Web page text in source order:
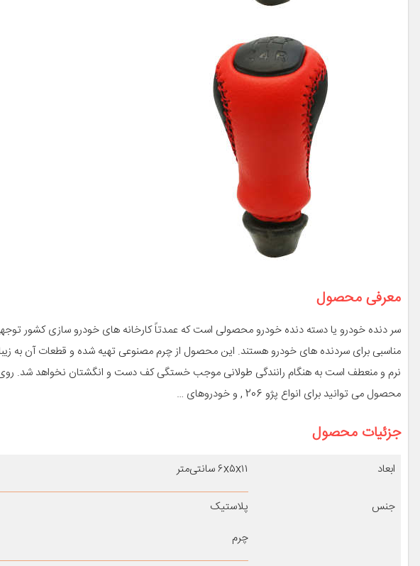
معرفی محصول
سر دنده خودرو یا دسته دنده خودرو محصولی است که عمدتاً کارخانه های خودرو سازی کشور
مناسبی برای سردنده های خودرو هستند. این محصول از چرم مصنوعی تهیه شده و قطعات آن به
نرم و منعطف است به هنگام رانندگی طولانی موجب خستگی کف دست و انگشتان نخواهد شد.
محصول می توانید برای انواع پژو 206 , و خودروهای …
جزئیات محصول
ابعاد ۶x۵x۱۱ سانتی‌متر
جنس
پلاستیک
چرم